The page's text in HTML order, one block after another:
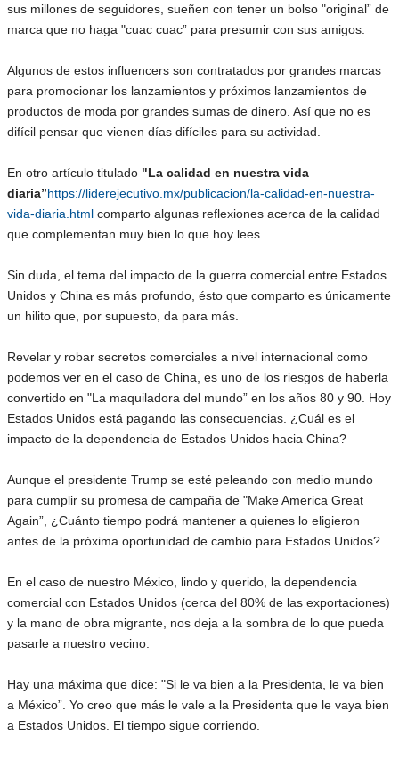
sus millones de seguidores, sueñen con tener un bolso "original” de
marca que no haga "cuac cuac” para presumir con sus amigos.
Algunos de estos influencers son contratados por grandes marcas
para promocionar los lanzamientos y próximos lanzamientos de
productos de moda por grandes sumas de dinero. Así que no es
difícil pensar que vienen días difíciles para su actividad.
En otro artículo titulado "La calidad en nuestra vida
diaria”https://liderejecutivo.mx/publicacion/la-calidad-en-nuestra-
vida-diaria.html comparto algunas reflexiones acerca de la calidad
que complementan muy bien lo que hoy lees.
Sin duda, el tema del impacto de la guerra comercial entre Estados
Unidos y China es más profundo, ésto que comparto es únicamente
un hilito que, por supuesto, da para más.
Revelar y robar secretos comerciales a nivel internacional como
podemos ver en el caso de China, es uno de los riesgos de haberla
convertido en "La maquiladora del mundo” en los años 80 y 90. Hoy
Estados Unidos está pagando las consecuencias. ¿Cuál es el
impacto de la dependencia de Estados Unidos hacia China?
Aunque el presidente Trump se esté peleando con medio mundo
para cumplir su promesa de campaña de "Make America Great
Again”, ¿Cuánto tiempo podrá mantener a quienes lo eligieron
antes de la próxima oportunidad de cambio para Estados Unidos?
En el caso de nuestro México, lindo y querido, la dependencia
comercial con Estados Unidos (cerca del 80% de las exportaciones)
y la mano de obra migrante, nos deja a la sombra de lo que pueda
pasarle a nuestro vecino.
Hay una máxima que dice: "Si le va bien a la Presidenta, le va bien
a México”. Yo creo que más le vale a la Presidenta que le vaya bien
a Estados Unidos. El tiempo sigue corriendo.